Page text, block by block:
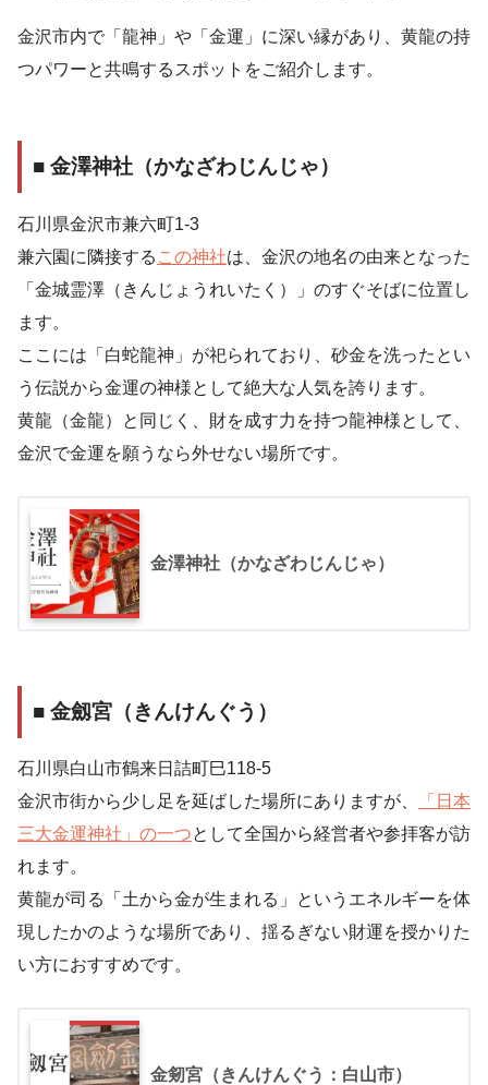
金沢市内で「龍神」や「金運」に深い縁があり、黄龍の持
つパワーと共鳴するスポットをご紹介します。
■ 金澤神社（かなざわじんじゃ）
石川県金沢市兼六町1-3
兼六園に隣接する この神社は、金沢の地名の由来となった
「金城霊澤（きんじょうれいたく）」のすぐそばに位置し
ます。
ここには「白蛇龍神」が祀られており、砂金を洗ったとい
う伝説から金運の神様として絶大な人気を誇ります。
黄龍（金龍）と同じく、財を成す力を持つ龍神様として、
金沢で金運を願うなら外せない場所です。
金澤神社（かなざわじんじゃ）
■ 金劔宮（きんけんぐう）
石川県白山市鶴来日詰町巳118-5
金沢市街から少し足を延ばした場所にありますが、
「日本
三大金運神社」の一つとして全国から経営者や参拝客が訪
れます。
黄龍が司る「土から金が生まれる」というエネルギーを体
現したかのような場所であり、揺るぎない財運を授かりた
い方におすすめです。
金剱宮（きんけんぐう：白山市）